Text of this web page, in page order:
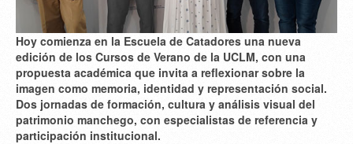
Hoy comienza en la Escuela de Catadores una nueva
edición de los Cursos de Verano de la UCLM, con una
propuesta académica que invita a reflexionar sobre la
imagen como memoria, identidad y representación social.
Dos jornadas de formación, cultura y análisis visual del
patrimonio manchego, con especialistas de referencia y
participación institucional.